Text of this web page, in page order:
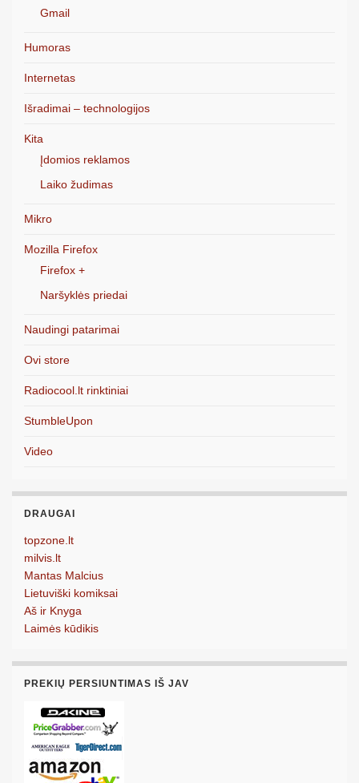
Gmail
Humoras
Internetas
Išradimai – technologijos
Kita
Įdomios reklamos
Laiko žudimas
Mikro
Mozilla Firefox
Firefox +
Naršyklės priedai
Naudingi patarimai
Ovi store
Radiocool.lt rinktiniai
StumbleUpon
Video
DRAUGAI
topzone.lt
milvis.lt
Mantas Malcius
Lietuviški komiksai
Aš ir Knyga
Laimės kūdikis
PREKIŲ PERSIUNTIMAS IŠ JAV